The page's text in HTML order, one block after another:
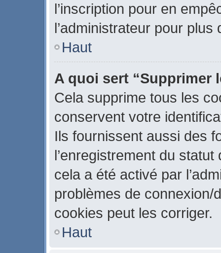
l’inscription pour en
l’administrateur pour
Haut
A quoi sert “Supprimer
Cela supprime tous les
conservent votre
Ils fournissent aussi des
l’enregistrement du
cela a été activé par
problèmes de
cookies peut les corriger.
Haut